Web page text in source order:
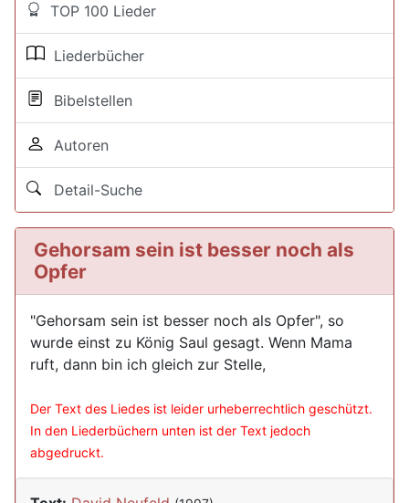
TOP 100 Lieder
Liederbücher
Bibelstellen
Autoren
Detail-Suche
Gehorsam sein ist besser noch als
Opfer
"Gehorsam sein ist besser noch als Opfer", so
wurde einst zu König Saul gesagt. Wenn Mama
ruft, dann bin ich gleich zur Stelle,
Der Text des Liedes ist leider urheberrechtlich geschützt.
In den Liederbüchern unten ist der Text jedoch
abgedruckt.